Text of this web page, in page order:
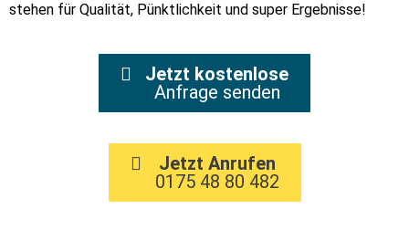
stehen für Qualität, Pünktlichkeit und super Ergebnisse!
Jetzt kostenlose
Anfrage senden
Jetzt Anrufen
0175 48 80 482